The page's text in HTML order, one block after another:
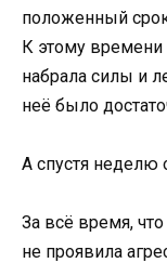
положенный
К этому
набрала силы и
неё было
А спустя неделю
За всё время,
не проявила